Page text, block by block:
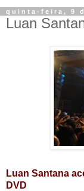
quinta-feira, 9
Luan
Luan Santana
DVD